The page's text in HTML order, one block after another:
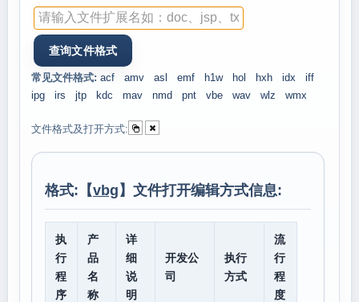
常见文件格式: acf amv asl emf h1w hol hxh idx
iff
ipg
irs jtp kdc mav nmd pnt vbe wav wlz wmx
文件格式及打开方式:
格式:【vbg 】文件打开编辑方式信息:
执
行
程
序
产
品
名
称
详
细
说
明
开发公
司
执行
方式
流
行
程
度